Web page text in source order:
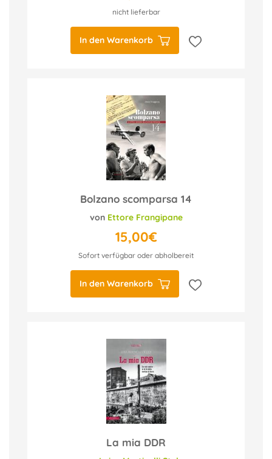
nicht lieferbar
In den Warenkorb
Bolzano scomparsa 14
von Ettore Frangipane
15,00€
Sofort verfügbar oder abholbereit
In den Warenkorb
La mia DDR